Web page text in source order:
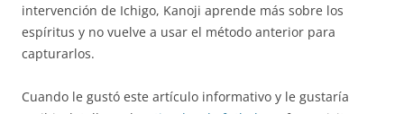
intervención de Ichigo, Kanoji aprende más sobre los
espíritus y no vuelve a usar el método anterior para
capturarlos.
Cuando le gustó este artículo informativo y le gustaría